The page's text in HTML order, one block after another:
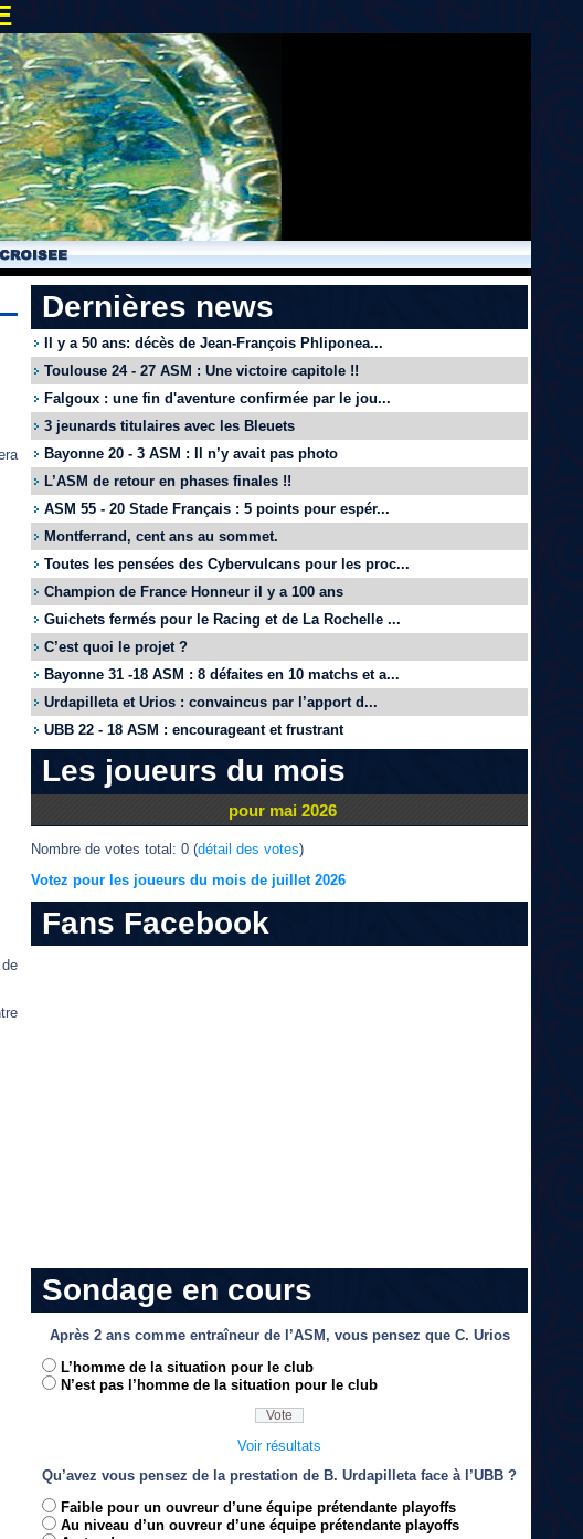
Dernières news
Il y a 50 ans: décès de Jean-François Phliponea...
Toulouse 24 - 27 ASM : Une victoire capitole !!
Falgoux : une fin d'aventure confirmée par le jou...
3 jeunards titulaires avec les Bleuets
Bayonne 20 - 3 ASM : Il n’y avait pas photo
L’ASM de retour en phases finales !!
ASM 55 - 20 Stade Français : 5 points pour espér...
Montferrand, cent ans au sommet.
Toutes les pensées des Cybervulcans pour les proc...
Champion de France Honneur il y a 100 ans
Guichets fermés pour le Racing et de La Rochelle ...
C’est quoi le projet ?
Bayonne 31 -18 ASM : 8 défaites en 10 matchs et a...
Urdapilleta et Urios : convaincus par l’apport d...
UBB 22 - 18 ASM : encourageant et frustrant
Les joueurs du mois
pour mai 2026
Nombre de votes total: 0 (détail des votes)
Votez pour les joueurs du mois de juillet 2026
Fans Facebook
Sondage en cours
Après 2 ans comme entraîneur de l’ASM, vous pensez que C. Urios
L’homme de la situation pour le club
N’est pas l’homme de la situation pour le club
Voir résultats
Qu’avez vous pensez de la prestation de B. Urdapilleta face à l’UBB ?
Faible pour un ouvreur d’une équipe prétendante playoffs
Au niveau d’un ouvreur d’une équipe prétendante playoffs